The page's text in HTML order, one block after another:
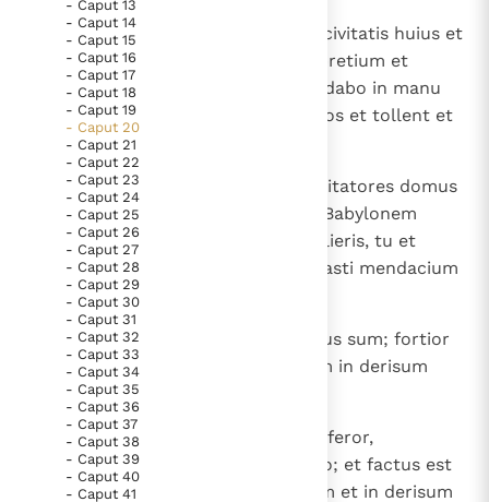
Paus Leo XIV in Pavia: "De stad is zowel een gave als
een taak"
Paus in Pavia: St. Augustinus toont ons de noodzaak om
"naar het innerlijk" toe te keren.
RK Documenten stelt heel veel belangrijke
kerkelijke documenten van de Rooms
Katholieke Kerk in het Nederlands beschikbaar
en is volledig afhankelijk van donaties.
Ik help mee!
- Caput 13
- Caput 14
- Caput 15
- Caput 16
- Caput 17
- Caput 18
- Caput 19
- Caput 20
- Caput 21
- Caput 22
- Caput 23
- Caput 24
- Caput 25
- Caput 26
- Caput 27
- Caput 28
- Caput 29
- Caput 30
- Caput 31
- Caput 32
- Caput 33
- Caput 34
- Caput 35
- Caput 36
- Caput 37
- Caput 38
- Caput 39
- Caput 40
- Caput 41
Et dabo universam substantiam civitatis huius et
omnem laborem eius omneque pretium et
cunctos thesauros regum Iudae dabo in manu
inimicorum eorum; et diripient eos et tollent et
ducent in Babylonem.
Tu autem, Phassur et omnes habitatores domus
tuae, ibitis in captivitatem; et in Babylonem
venies et ibi morieris ibique sepelieris, tu et
omnes amici tui, quibus prophetasti mendacium
Seduxisti me, Domine, et seductus sum; fortior
me fuisti et invaluisti. Factus sum in derisum
tota die, omnes subsannant me.
Quia quotiescumque loquor, vociferor,
iniquitatem et vastitatem clamito; et factus est
mihi sermo Domini in opprobrium et in derisum